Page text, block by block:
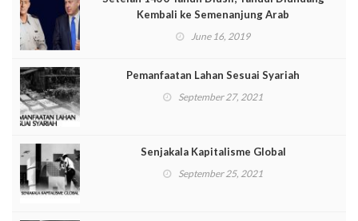
Kembali ke Semenanjung Arab
June 16, 2019
Pemanfaatan Lahan Sesuai Syariah
September 27, 2021
Senjakala Kapitalisme Global
September 25, 2021